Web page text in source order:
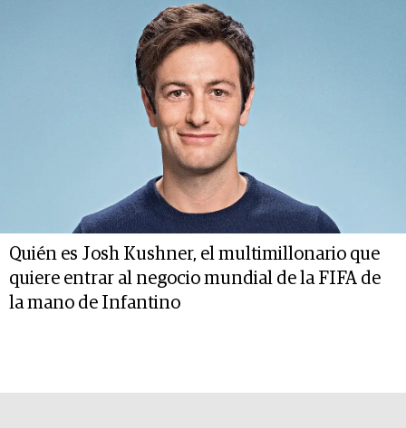
Quién es Josh Kushner, el multimillonario que
quiere entrar al negocio mundial de la FIFA de
la mano de Infantino